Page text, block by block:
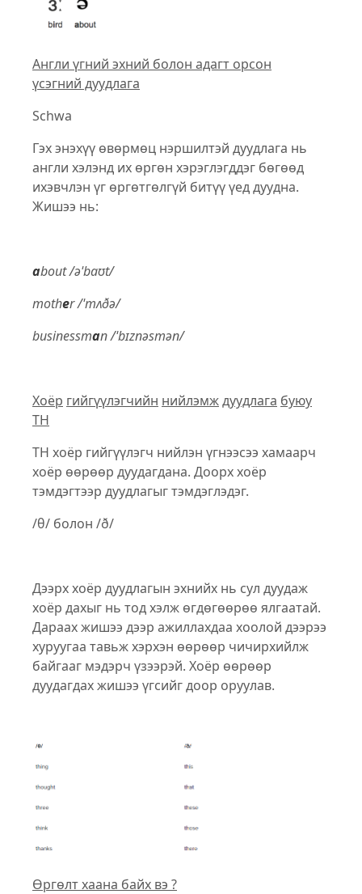
Англи үгний эхний болон адагт орсон
үсэгний дуудлага
Schwa
Гэх энэхүү өвөрмөц нэршилтэй дуудлага нь
англи хэлэнд их өргөн хэрэглэгддэг бөгөөд
ихэвчлэн үг өргөтгөлгүй битүү үед дуудна.
Жишээ нь:
about /əˈbaʊt/
mother /ˈmʌðə/
businessman /ˈbɪznəsmən/
Хоёр гийгүүлэгчийн нийлэмждуудлага буюу
TH
TH хоёр гийгүүлэгч нийлэн үгнээсээ хамаарч
хоёр өөрөөр дуудагдана. Доорх хоёр
тэмдэгтээр дуудлагыг тэмдэглэдэг.
/θ/ болон /ð/
Дээрх хоёр дуудлагын эхнийх нь сул дуудаж
хоёр дахыг нь тод хэлж өгдөгөөрөө ялгаатай.
Дараах жишээ дээр ажиллахдаа хоолой дээрээ
хуруугаа тавьж хэрхэн өөрөөр чичирхийлж
байгааг мэдэрч үзээрэй. Хоёр өөрөөр
дуудагдах жишээ үгсийг доор оруулав.
Өргөлт хаана байх вэ ?